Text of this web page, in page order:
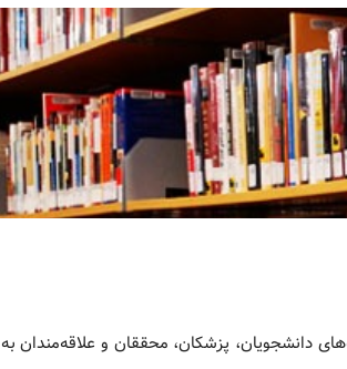
دانشجویان، پزشکان، محققان و علاقه‌مندان